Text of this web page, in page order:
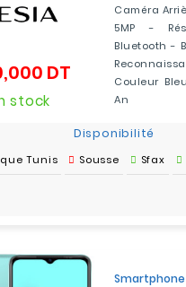
Caméra
5MP -
Bluetooth -
Couleur
An
DTPrix
stock
Disponibilité
Tunis Sousse Sfax
Smartphone